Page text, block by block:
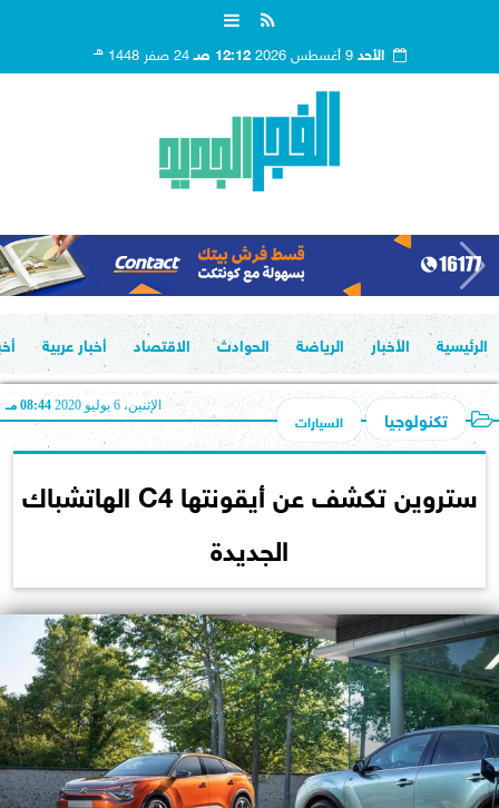
الأحد9 أغسطس 2026 12:12 صـ 24 صفر 1448 هـ
الرئيسية الأخبار الرياضة الحوادث الاقتصاد أخبار عربية
تكنولوجيا السيارات
الإثنين، 6 يوليو 2020 08:44 مـ
ستروين تكشف عن أيقونتها C4 الهاتشباك
الجديدة